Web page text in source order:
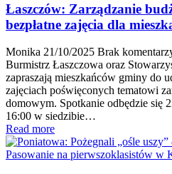
Łaszczów: Zarządzanie
bezpłatne zajęcia dla
Monika 21/10/2025 Brak
Burmistrz Łaszczowa oraz
zapraszają mieszkańców gminy do
zajęciach poświęconych tematowi
domowym. Spotkanie odbędzie się
16:00 w siedzibie…
Read more